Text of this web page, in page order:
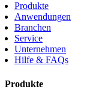
Produkte
Anwendungen
Branchen
Service
Unternehmen
Hilfe & FAQs
Produkte